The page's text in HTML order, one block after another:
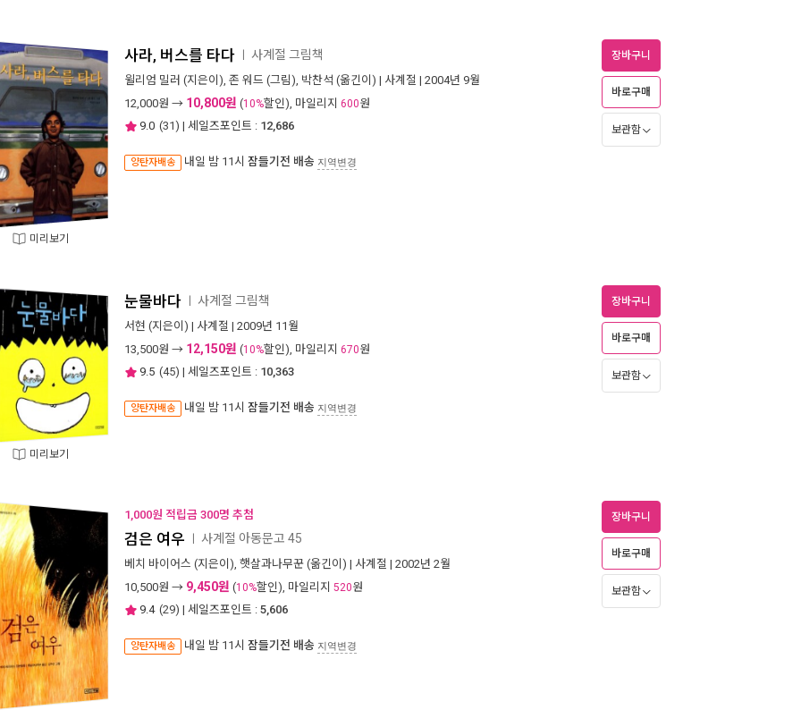
미리보기
사라, 버스를 타다 사계절 그림책
윌리엄 밀러 (지은이), 존 워드 (그림), 박찬석 (옮긴이) | 사계절 | 2004년 9월
12,000원 → 10,800원 (10%할인), 마일리지 600원
9.0 (31) | 세일즈포인트 : 12,686
양탄자배송 내일 밤 11시 잠들기전 배송 지역변경
장바구니
바로구매
보관함
미리보기
눈물바다 사계절 그림책
서현 (지은이) | 사계절 | 2009년 11월
13,500원 → 12,150원 (10%할인), 마일리지 670원
9.5 (45) | 세일즈포인트 : 10,363
양탄자배송 내일 밤 11시 잠들기전 배송 지역변경
장바구니
바로구매
보관함
1,000원 적립금 300명 추첨
검은 여우 사계절 아동문고 45
베치 바이어스 (지은이), 햇살과나무꾼 (옮긴이) | 사계절 | 2002년 2월
10,500원 → 9,450원 (10%할인), 마일리지 520원
9.4 (29) | 세일즈포인트 : 5,606
양탄자배송 내일 밤 11시 잠들기전 배송 지역변경
장바구니
바로구매
보관함